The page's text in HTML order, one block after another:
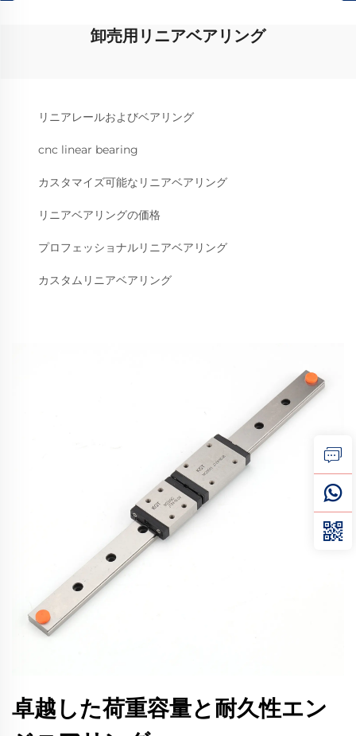
卸売用リニアベアリング
リニアレールおよびベアリング
cnc linear bearing
カスタマイズ可能なリニアベアリング
リニアベアリングの価格
プロフェッショナルリニアベアリング
カスタムリニアベアリング
卓越した荷重容量と耐久性エン